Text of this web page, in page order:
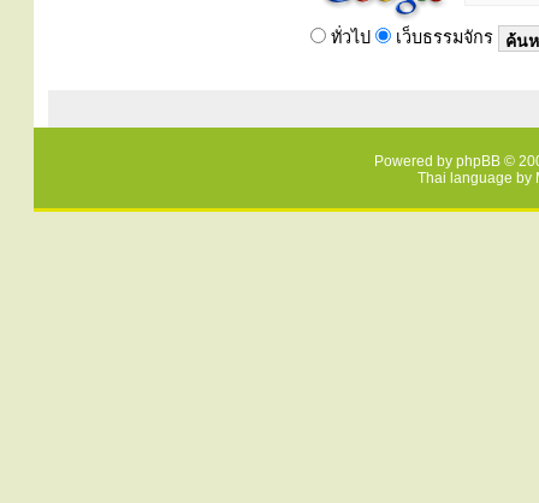
ทั่วไป เว็บธรรมจักร
Powered by phpBB ©
Thai language by